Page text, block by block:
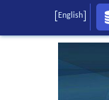
[English]